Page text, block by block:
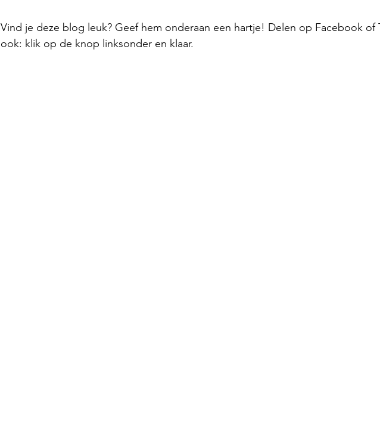
Vind je deze blog leuk? Geef hem onderaan een hartje! Delen op Facebook of
ook: klik op de knop linksonder en klaar.